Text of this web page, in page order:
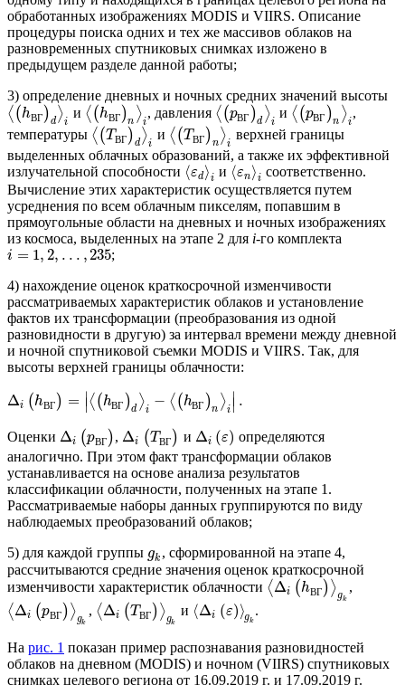
обработанных изображениях MODIS и VIIRS. Описание
процедуры поиска одних и тех же массивов облаков на
разновременных спутниковых снимках изложено в
предыдущем разделе данной работы;
3) определение дневных и ночных средних значений высоты
⟨ (hВГ )d ⟩i
и ⟨ (hВГ )n ⟩i
, давления ⟨ (pВГ )d ⟩i
и ⟨ (pВГ )n ⟩i
,
температуры ⟨ (TВГ )d ⟩i
и ⟨ (TВГ )n ⟩i
верхней границы
выделенных облачных образований, а также их эффективной
излучательной способности ⟨εd⟩i и ⟨εn⟩i соответственно.
Вычисление этих характеристик осуществляется путем
усреднения по всем облачным пикселям, попавшим в
прямоугольные области на дневных и ночных изображениях
из космоса, выделенных на этапе 2 для i-го комплекта
i = 1, 2, . . . ,235;
4) нахождение оценок краткосрочной изменчивости
рассматриваемых характеристик облаков и установление
фактов их трансформации (преобразования из одной
разновидности в другую) за интервал времени между дневной
и ночной спутниковой съемки MODIS и VIIRS. Так, для
высоты верхней границы облачности:
Δi (hВГ ) = ∣∣⟨ (hВГ )d ⟩i − ⟨ (hВГ )n ⟩i
∣∣ .
Оценки Δi (pВГ ), Δi (TВГ ) и Δi (ε) определяются
аналогично. При этом факт трансформации облаков
устанавливается на основе анализа результатов
классификации облачности, полученных на этапе 1.
Рассматриваемые наборы данных группируются по виду
наблюдаемых преобразований облаков;
5) для каждой группы gk , сформированной на этапе 4,
рассчитываются средние значения оценок краткосрочной
изменчивости характеристик облачности ⟨Δi (hВГ ) ⟩gk
,
⟨Δi (pВГ ) ⟩gk
, ⟨Δi (TВГ ) ⟩gk
и ⟨Δi (ε)⟩gk
.
На рис. 1 показан пример распознавания разновидностей
облаков на дневном (MODIS) и ночном (VIIRS) спутниковых
снимках целевого региона от 16.09.2019 г. и 17.09.2019 г.